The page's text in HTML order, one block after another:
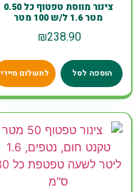
צינור מווסת טפטוף כל 0.50
מטר 1.6 ל/ש 100 מטר
₪238.90
הוספה לסל לתשלום מיידי